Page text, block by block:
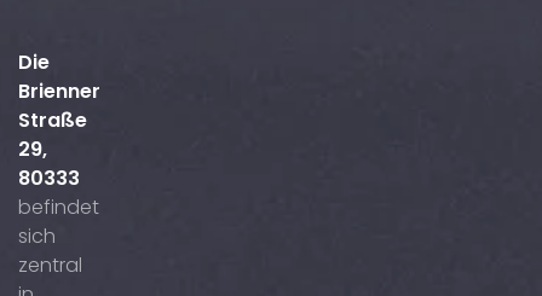
Die
Brienner
Straße
29,
80333
befindet
sich
zentral